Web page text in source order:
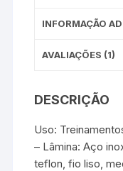
INFORMAÇÃO
AVALIAÇÕES (1)
DESCRIÇÃO
Uso:
– Lâmina: Aço
teflon, fio liso,